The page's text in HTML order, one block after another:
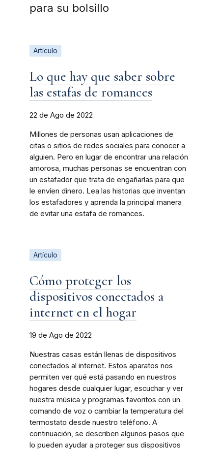
para su bolsillo
Artículo
Lo que hay que saber sobre
las estafas de romances
22 de Ago de 2022
Millones de personas usan aplicaciones de
citas o sitios de redes sociales para conocer a
alguien. Pero en lugar de encontrar una relación
amorosa, muchas personas se encuentran con
un estafador que trata de engañarlas para que
le envíen dinero. Lea las historias que inventan
los estafadores y aprenda la principal manera
de evitar una estafa de romances.
Artículo
Cómo proteger los
dispositivos conectados a
internet en el hogar
19 de Ago de 2022
Nuestras casas están llenas de dispositivos
conectados al internet. Estos aparatos nos
permiten ver qué está pasando en nuestros
hogares desde cualquier lugar, escuchar y ver
nuestra música y programas favoritos con un
comando de voz o cambiar la temperatura del
termostato desde nuestro teléfono. A
continuación, se describen algunos pasos que
lo pueden ayudar a proteger sus dispositivos